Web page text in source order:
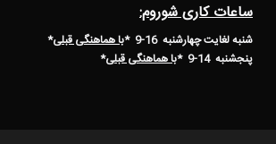
ساعات کاری شوروم:
شنبه لغایت چهارشنبه 16-9 * با هماهنگی قبلی*
پنجشنبه 14-9
*با هماهنگی قبلی*